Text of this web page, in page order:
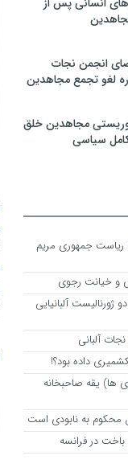
انجمن نجات
لغو تجمع مجاهدین
مجاهدین خلق
سیاسی
ریاست جمهوری مریم
و خیانت رجوی
آلبانیایی
آلبانی
داده بود؟!
ها) یقه صاحبخانه
به نابودی است